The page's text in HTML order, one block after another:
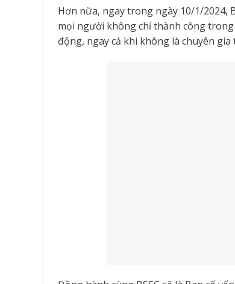
Hơn nữa, ngay trong ngày 10/1/2024,
mọi người không chỉ thành công
động, ngay cả khi không là chuyên